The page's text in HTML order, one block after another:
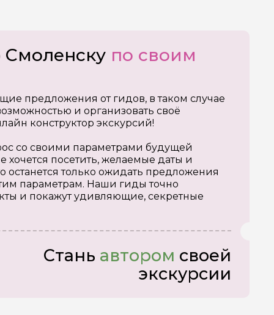
Смоленску по своим
предложения от гидов, в таком случае
и организовать своё
конструктор экскурсий!
со своими параметрами будущей
хочется посетить, желаемые даты и
только ожидать предложения
параметрам. Наши гиды точно
и покажут удивляющие, секретные
Стань автором своей
экскурсии